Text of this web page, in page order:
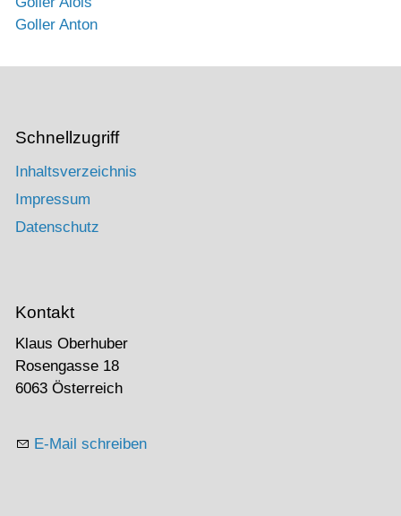
Goller Anton
Schnellzugriff
Inhaltsverzeichnis
Impressum
Datenschutz
Kontakt
Klaus Oberhuber
Rosengasse 18
6063 Österreich
E-Mail schreiben